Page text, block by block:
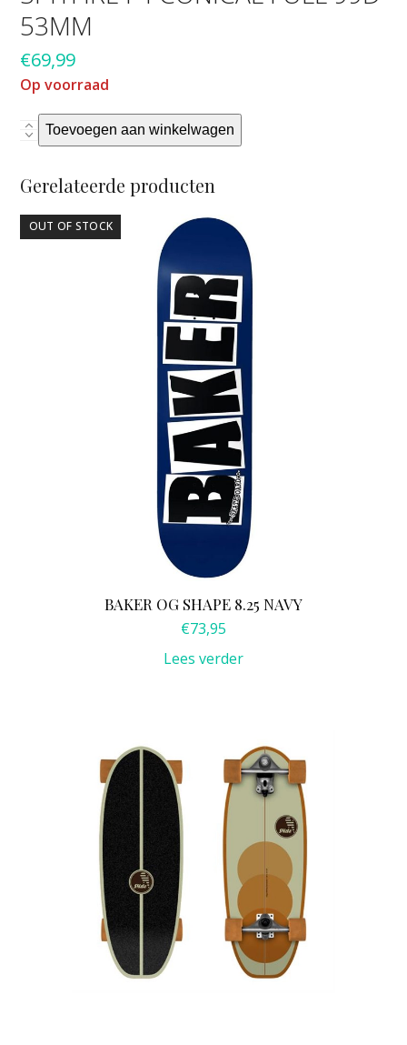
53MM
€69,99
Op voorraad
Spitfire
conical
full
99D
53MM
Toevoegen aan winkelwagen
Gerelateerde producten
OUT OF STOCK
BAKER OG SHAPE 8.25 NAVY
€73,95
Lees verder